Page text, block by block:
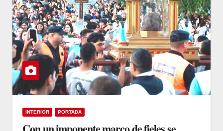
INTERIOR PORTADA